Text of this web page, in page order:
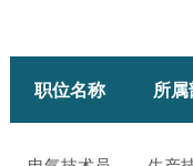
职位名称 所